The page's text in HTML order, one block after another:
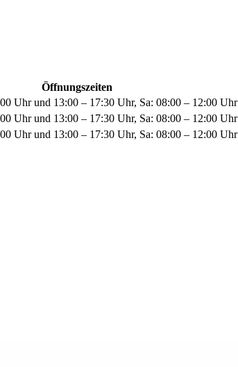
Öffnungszeiten
Uhr und 13:00 – 17:30 Uhr, Sa: 08:00 – 12:00 Uhr
Uhr und 13:00 – 17:30 Uhr, Sa: 08:00 – 12:00 Uhr
Uhr und 13:00 – 17:30 Uhr, Sa: 08:00 – 12:00 Uhr